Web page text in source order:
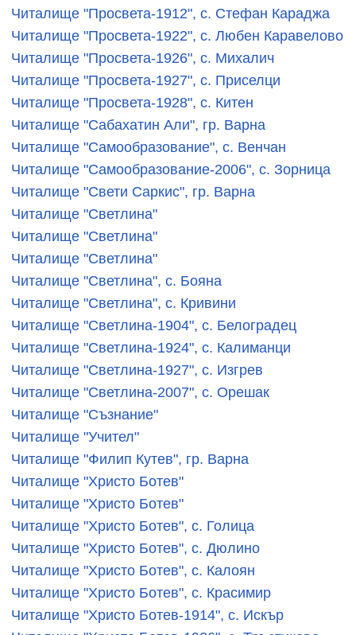
Читалище "Просвета-1912", с. Стефан Караджа
Читалище "Просвета-1922", с. Любен Каравелово
Читалище "Просвета-1926", с. Михалич
Читалище "Просвета-1927", с. Приселци
Читалище "Просвета-1928", с. Китен
Читалище "Сабахатин Али", гр. Варна
Читалище "Самообразование", с. Венчан
Читалище "Самообразование-2006", с. Зорница
Читалище "Свети Саркис", гр. Варна
Читалище "Светлина"
Читалище "Светлина"
Читалище "Светлина"
Читалище "Светлина", с. Бояна
Читалище "Светлина", с. Кривини
Читалище "Светлина-1904", с. Белоградец
Читалище "Светлина-1924", с. Калиманци
Читалище "Светлина-1927", с. Изгрев
Читалище "Светлина-2007", с. Орешак
Читалище "Съзнание"
Читалище "Учител"
Читалище "Филип Кутев", гр. Варна
Читалище "Христо Ботев"
Читалище "Христо Ботев"
Читалище "Христо Ботев", с. Голица
Читалище "Христо Ботев", с. Дюлино
Читалище "Христо Ботев", с. Калоян
Читалище "Христо Ботев", с. Красимир
Читалище "Христо Ботев-1914", с. Искър